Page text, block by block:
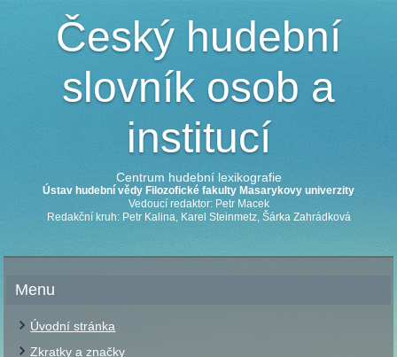
Český hudební
slovník osob a
institucí
Centrum hudební lexikografie
Ústav hudební vědy Filozofické fakulty Masarykovy univerzity
Vedoucí redaktor: Petr Macek
Redakční kruh: Petr Kalina, Karel Steinmetz, Šárka Zahrádková
Menu
Úvodní stránka
Zkratky a značky